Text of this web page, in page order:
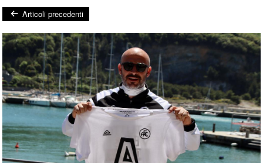
Post navigation
Articoli precedenti